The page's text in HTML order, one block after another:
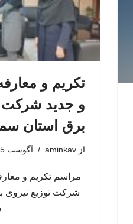
تکریم و
و جدید شرکت
برق استان
از aminkav آگوست 5, 2026
مراسم تکریم و
شرکت توزیع نیروی